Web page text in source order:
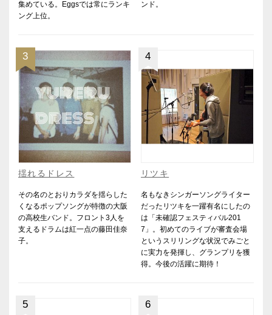
集めている。Eggsでは常にランキ
ング上位。
ンド。
3
揺れるドレス
その名のとおりカラダを揺らした
くなるポップソングが特徴の大阪
の高校生バンド。フロント3人を
支えるドラムは紅一点の藤田佳奈
子。
4
リツキ
名もなきシンガーソングライター
だったリツキを一躍有名にしたの
は「未確認フェスティバル201
7」。初めてのライブが審査会場
というスリリングな状況でみごと
に実力を発揮し、グランプリを獲
得。今後の活躍に期待！
5 6